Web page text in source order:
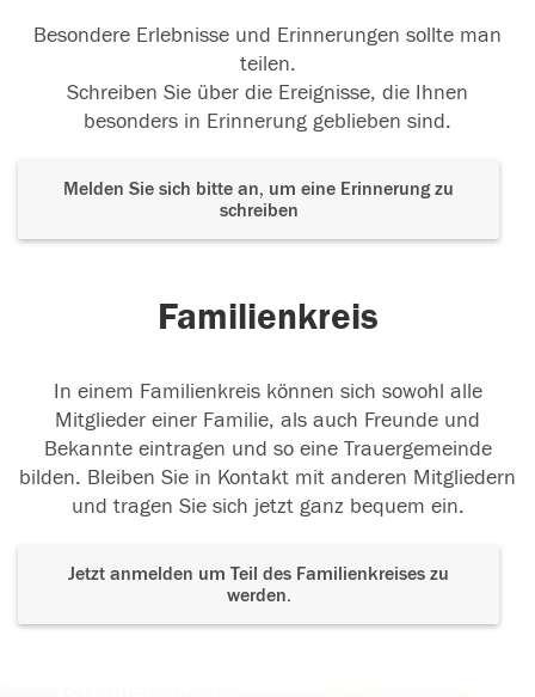
Besondere Erlebnisse und Erinnerungen sollte man
teilen.
Schreiben Sie über die Ereignisse, die Ihnen
besonders in Erinnerung geblieben sind.
Melden Sie sich bitte an, um eine Erinnerung zu
schreiben
Familienkreis
In einem Familienkreis können sich sowohl alle
Mitglieder einer Familie, als auch Freunde und
Bekannte eintragen und so eine Trauergemeinde
bilden. Bleiben Sie in Kontakt mit anderen Mitgliedern
und tragen Sie sich jetzt ganz bequem ein.
Jetzt anmelden um Teil des Familienkreises zu
werden.